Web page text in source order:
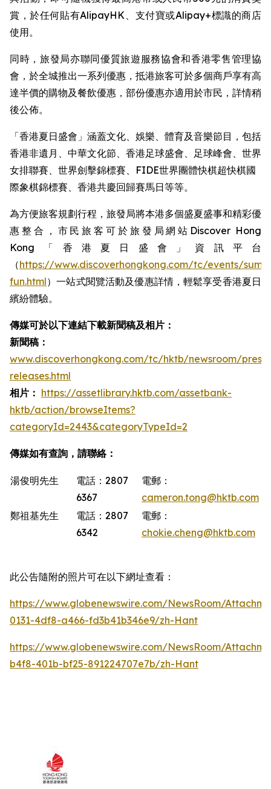
賞，於任何貼有AlipayHK、支付寶或Alipay+標識的商店
使用。
同時，旅發局亦聯同優質旅遊服務協會和香港零售管理協
會，於全城推出一系列優惠，抵港旅客可於多個商戶享有高
達半價的購物及餐飲優惠，部份優惠亦適用於市民，詳情稍
後公佈。
「香港夏日盛會」涵蓋文化、娛樂、體育及音樂節目，包括
香港非遺月、中華文化節、香港足球盛會、足球峰會、世界
女排聯賽、世界劍擊錦標賽、FIDE世界團體快棋超快棋國
際象棋錦標賽、香港共慶回歸賽馬日等等。 ​
為方便旅客規劃行程，旅發局將本港多個盛夏盛事和精彩優
惠整合，市民旅客可於旅發局網站Discover Hong
Kong「香港夏日盛會」資訊平台
（https://www.discoverhongkong.com/tc/events/
fun.html）一站式閱覽活動及優惠詳情，輕鬆享受香港夏日
繽紛體驗。
傳媒可於以下連結下載新聞稿及相片：
新聞稿：
www.discoverhongkong.com/tc/hktb/newsroom/press-
releases.html
相片： https://assetlibrary.hktb.com/assetbank-
hktb/action/browseItems?
categoryId=2443&categoryTypeId=2
傳媒如有查詢，請聯絡：
湯俊明先生
電話：2807
6367
電郵：
cameron.tong@hktb.com
鄭祖基先生
電話：2807
6342
電郵：
chokie.cheng@hktb.com
此公告隨附的照片可在以下網址查看：
https://www.globenewswire.com/NewsRoom/
0131-4df8-a466-fd3b41b346e9/zh-Hant
https://www.globenewswire.com/NewsRoom/
b4f8-401b-bf25-891224707e7b/zh-Hant